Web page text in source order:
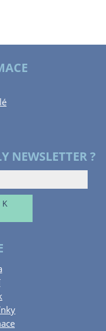
NEWSLETTER ?